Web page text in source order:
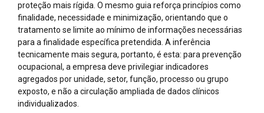
proteção mais rígida. O mesmo guia reforça princípios como
finalidade, necessidade e minimização, orientando que o
tratamento se limite ao mínimo de informações necessárias
para a finalidade específica pretendida. A inferência
tecnicamente mais segura, portanto, é esta: para prevenção
ocupacional, a empresa deve privilegiar indicadores
agregados por unidade, setor, função, processo ou grupo
exposto, e não a circulação ampliada de dados clínicos
individualizados.